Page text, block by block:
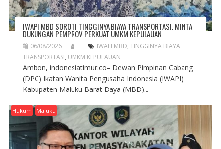
IWAPI MBD SOROTI TINGGINYA BIAYA TRANSPORTASI, MINTA
DUKUNGAN PEMPROV PERKUAT UMKM KEPULAUAN
06/08/2026 IWAPI MBD, TINGGINYA BIAYA
TRANSPORTASI, UMKM KEPULAUAN
Ambon, indonesiatimur.co– Dewan Pimpinan Cabang
(DPC) Ikatan Wanita Pengusaha Indonesia (IWAPI)
Kabupaten Maluku Barat Daya (MBD)...
Hukum Maluku